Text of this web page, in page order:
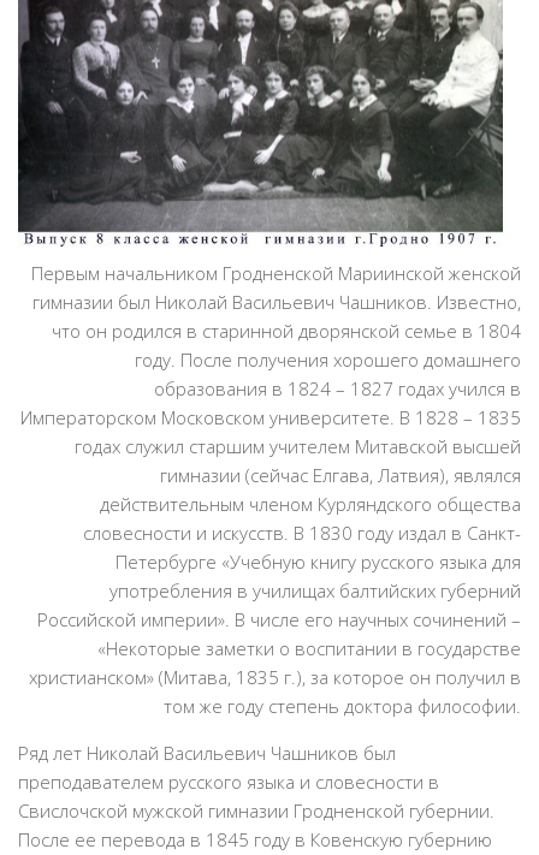
Первым начальником Гродненской Мариинской женской
гимназии был Николай Васильевич Чашников. Известно,
что он родился в старинной дворянской семье в 1804
году. После получения хорошего домашнего
образования в 1824 – 1827 годах учился в
Императорском Московском университете. В 1828 – 1835
годах служил старшим учителем Митавской высшей
гимназии (сейчас Елгава, Латвия), являлся
действительным членом Курляндского общества
словесности и искусств. В 1830 году издал в Санкт-
Петербурге «Учебную книгу русского языка для
употребления в училищах балтийских губерний
Российской империи». В числе его научных сочинений –
«Некоторые заметки о воспитании в государстве
христианском» (Митава, 1835 г.), за которое он получил в
том же году степень доктора философии.
Ряд лет Николай Васильевич Чашников был
преподавателем русского языка и словесности в
Свислочской мужской гимназии Гродненской губернии.
После ее перевода в 1845 году в Ковенскую губернию